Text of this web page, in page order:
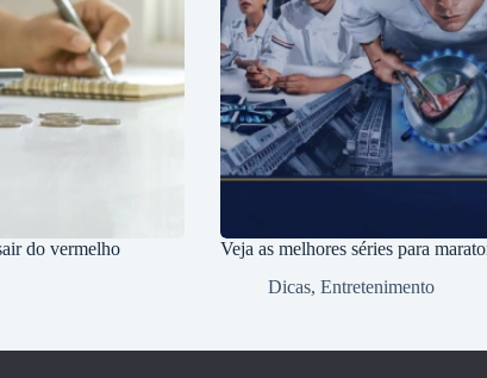
do vermelho
Veja as melhores séries para
Dicas,Entretenimento